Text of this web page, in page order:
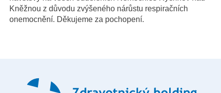
Kněžnou z důvodu zvýšeného nárůstu respiračních
onemocnění. Děkujeme za pochopení.